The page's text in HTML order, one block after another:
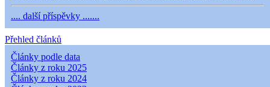
.... další příspěvky .......
Přehled článků
Články podle data
Články z roku 2025
Články z roku 2024